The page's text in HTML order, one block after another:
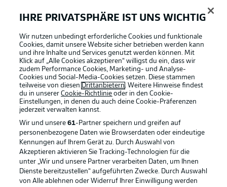
Bundesliga App
Fantasy Manager
#BundesligaWIRKT
Common Ground
Mitfahrportal
BUNDESLIGA-GRUPPE
Football as it's meant to be
IHRE PRIVATSPHÄRE IST UNS WICHTIG
Wir nutzen unbedingt erforderliche Cookies und funktionale
Cookies, damit unsere Website sicher betrieben werden kann
und ihre Inhalte und Services genutzt werden können. Mit
Klick auf „Alle Cookies akzeptieren“ willigst du ein, dass wir
zudem Performance Cookies, Marketing- und Analyse-
Cookies und Social-Media-Cookies setzen. Diese stammen
teilweise von diesen Drittanbietern. Weitere Hinweise findest
du in unsererCookie-Richtlinie oder in den Cookie-
Einstellungen, in denen du auch deine Cookie-Präferenzen
jederzeit verwalten kannst.
Wir und unsere61-Partner speichern und greifen auf
personenbezogene Daten wie Browserdaten oder eindeutige
Kennungen auf Ihrem Gerät zu. Durch Auswahl von
Akzeptieren aktivieren Sie Tracking-Technologien für die
unter „Wir und unsere Partner verarbeiten Daten, um Ihnen
Dienste bereitzustellen“ aufgeführten Zwecke. Durch Auswahl
von Alle ablehnen oder Widerruf Ihrer Einwilligung werden